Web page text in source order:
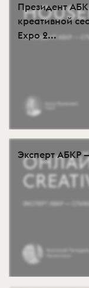
Президент
креативной
Expo 2...
Эксперт АБКР